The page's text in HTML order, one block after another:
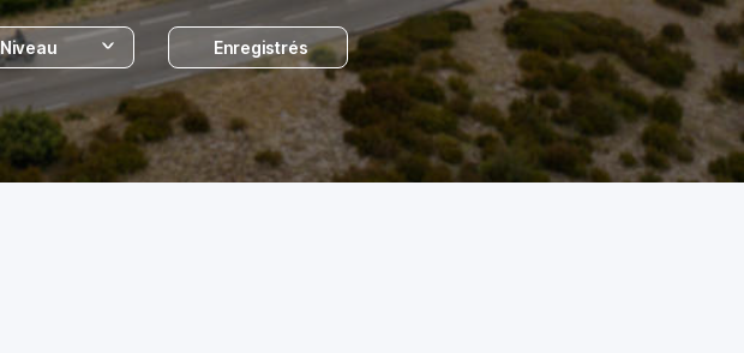
Niveau Enregistrés